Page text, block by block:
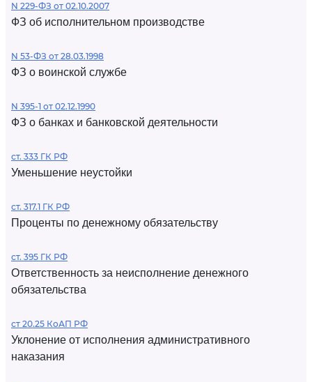
N 229-ФЗ от 02.10.2007
ФЗ об исполнительном производстве
N 53-ФЗ от 28.03.1998
ФЗ о воинской службе
N 395-1 от 02.12.1990
ФЗ о банках и банковской деятельности
ст. 333 ГК РФ
Уменьшение неустойки
ст. 317.1 ГК РФ
Проценты по денежному обязательству
ст. 395 ГК РФ
Ответственность за неисполнение денежного
обязательства
ст 20.25 КоАП РФ
Уклонение от исполнения административного
наказания